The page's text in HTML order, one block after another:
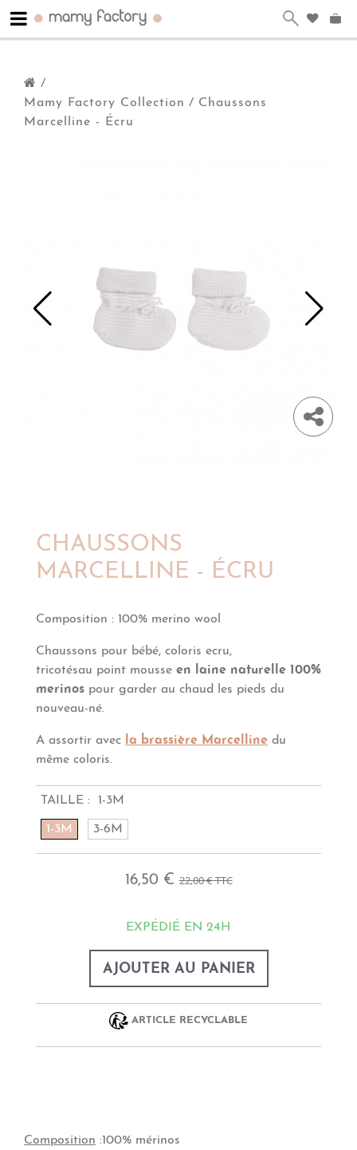
/
Mamy Factory Collection / Chaussons
Marcelline - Écru
CHAUSSONS
MARCELLINE - ÉCRU
Composition : 100% merino wool
Chaussons pour bébé, coloris ecru,
tricotésau point mousse en laine naturelle 100%
merinos pour garder au chaud les pieds du
nouveau-né.
A assortir avec a brassière Marcelline du
même coloris.
TAILLE : 1-3M
1-3M 3-6M
16,50 € 22,00 €TTC
EXPÉDIÉ EN 24H
AJOUTER AU PANIER
ARTICLE RECYCLABLE
Composition :100% mérinos